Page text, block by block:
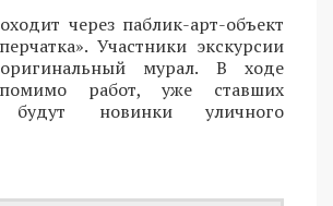
через паблик-арт-объект
Участники экскурсии
мурал. В ходе
работ, уже ставших
будут новинки уличного